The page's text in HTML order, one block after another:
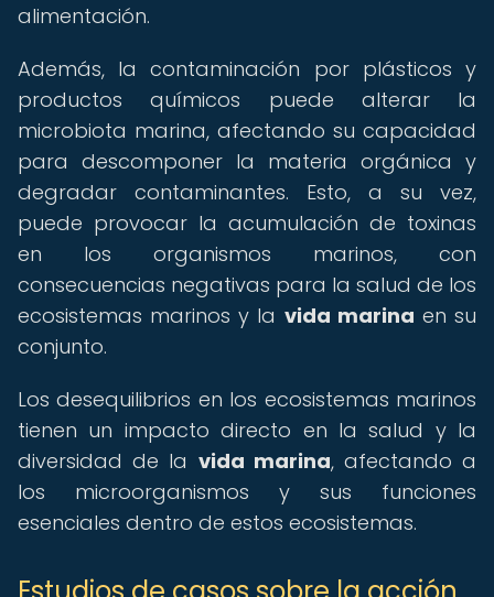
alimentación.
Además, la contaminación por plásticos y
productos químicos puede alterar la
microbiota marina, afectando su capacidad
para descomponer la materia orgánica y
degradar contaminantes. Esto, a su vez,
puede provocar la acumulación de toxinas
en los organismos marinos, con
consecuencias negativas para la salud de los
ecosistemas marinos y la vida marina en su
conjunto.
Los desequilibrios en los ecosistemas marinos
tienen un impacto directo en la salud y la
diversidad de la vida marina, afectando a
los microorganismos y sus funciones
esenciales dentro de estos ecosistemas.